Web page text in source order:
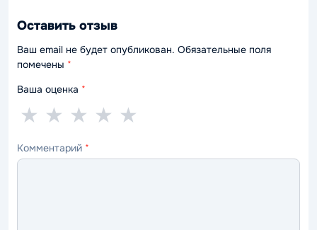
Оставить отзыв
Ваш email не будет опубликован. Обязательные поля
помечены *
Ваша оценка *
5
—
★
4
—
★
3
—
★
2
—
★
1
—
★
Комментарий *